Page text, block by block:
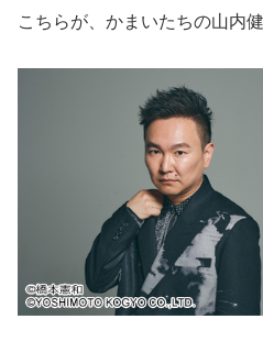
こちらが、 かまいたちの山内